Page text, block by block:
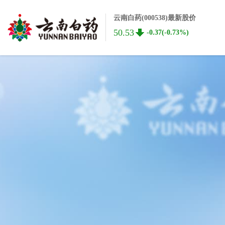
云南白药(000538)最新股价
50.53 -0.37(-0.73%)